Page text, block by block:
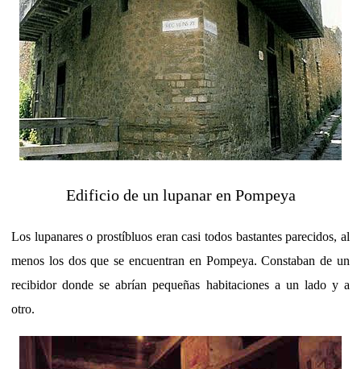
Edificio de un lupanar en Pompeya
Los lupanares o prostíbluos eran casi todos bastantes parecidos, al
menos los dos que se encuentran en Pompeya. Constaban de un
recibidor donde se abrían pequeñas habitaciones a un lado y a
otro.